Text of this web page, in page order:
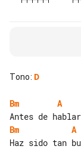
Tono: D
Bm A
Bm
A